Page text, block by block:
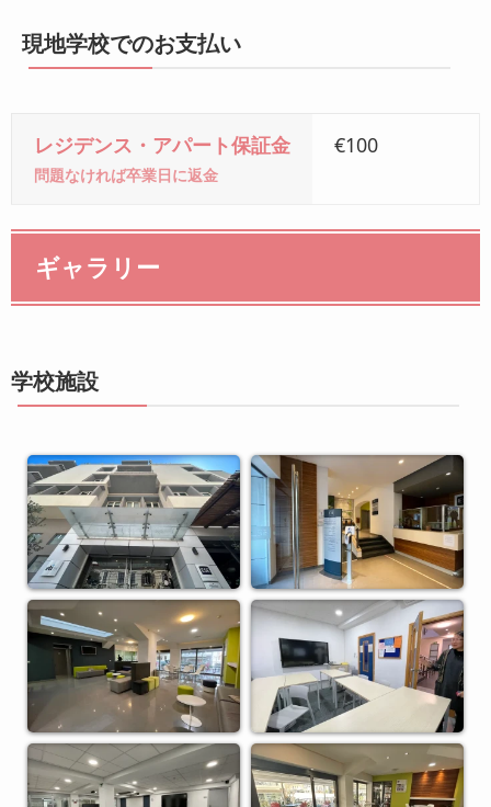
現地学校でのお支払い
レジデンス・アパート保証金
問題なければ卒業日に返金
€100
ギャラリー
学校施設